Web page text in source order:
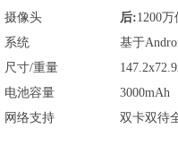
摄像头
后:1200
系统
基于
尺寸/重量
电池容量
3000mAh
网络支持
双卡双待